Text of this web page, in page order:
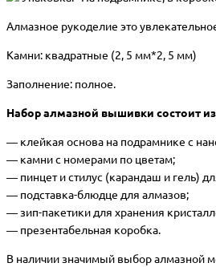
Алмазное рукоделие это
Камни: квадратные (2, 5 мм*2, 5 мм)
Заполнение: полное.
Набор алмазной вышивки состоит
― клейкая основа на подрамнике с
― камни с номерами по цветам;
― пинцет и стилус (карандаш и гель)
― подставка-блюдце для алмазов;
― зип-пакетики для хранения
― презентабельная коробка.
В наличии значимый выбор алмазной